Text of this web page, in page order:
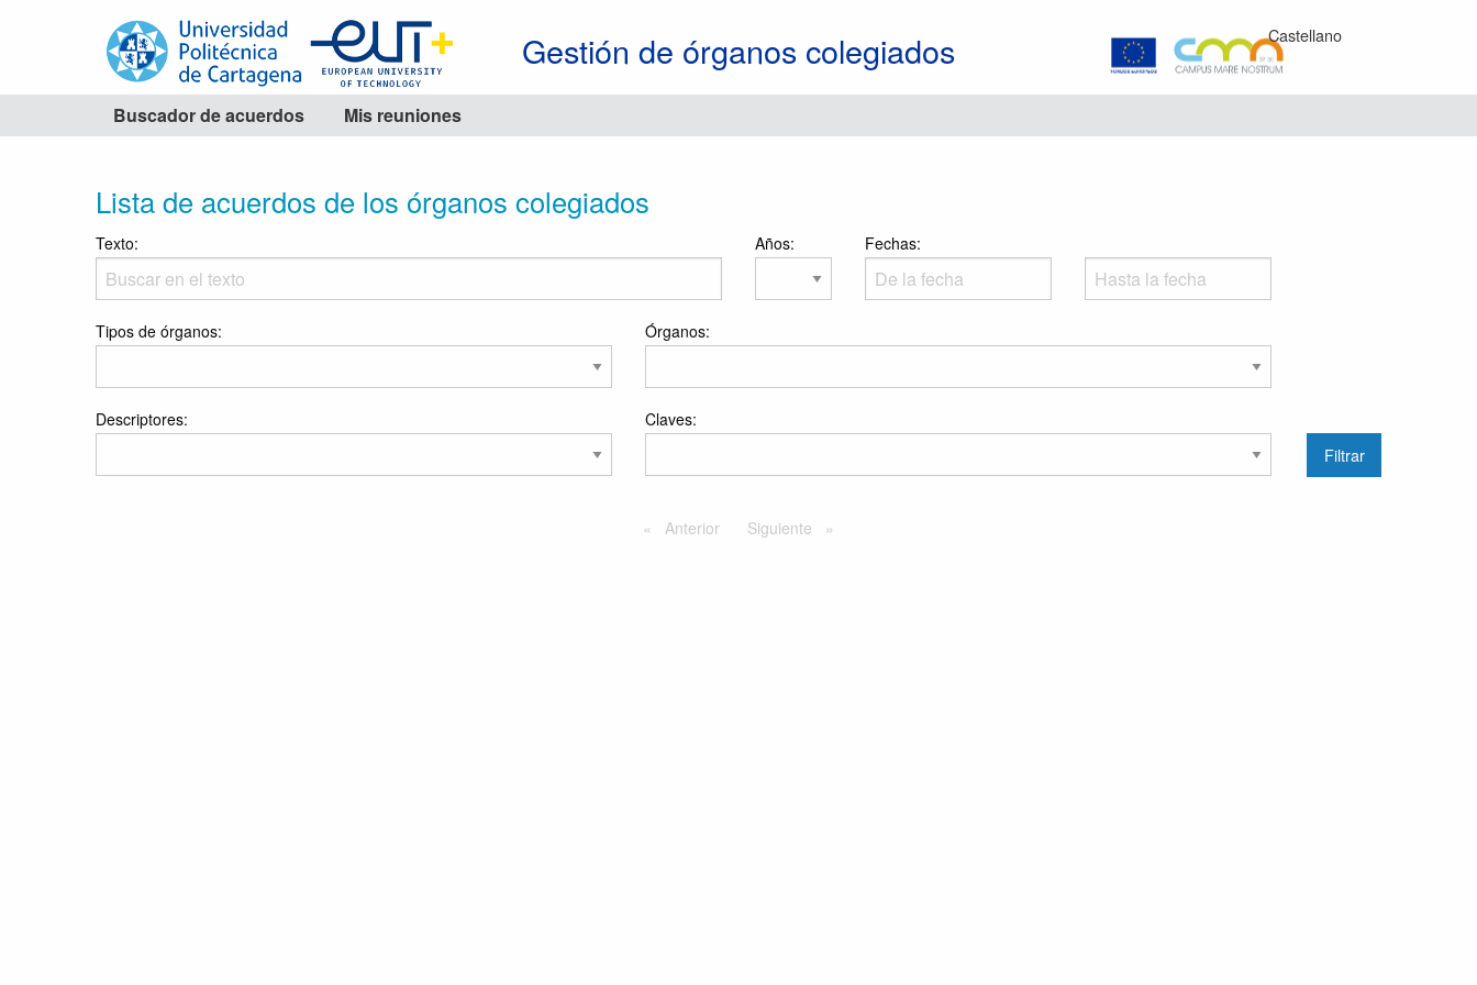
Gestión de órganos colegiados Castellano
Buscador de acuerdos Mis reuniones
Lista de acuerdos de los órganos colegiados
Texto: Años: Fechas:
Tipos de órganos: Órganos:
Descriptores: Claves:
Filtrar
Anterior Siguiente